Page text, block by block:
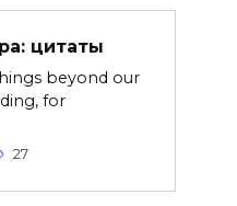
цитаты
beyond our
for
27